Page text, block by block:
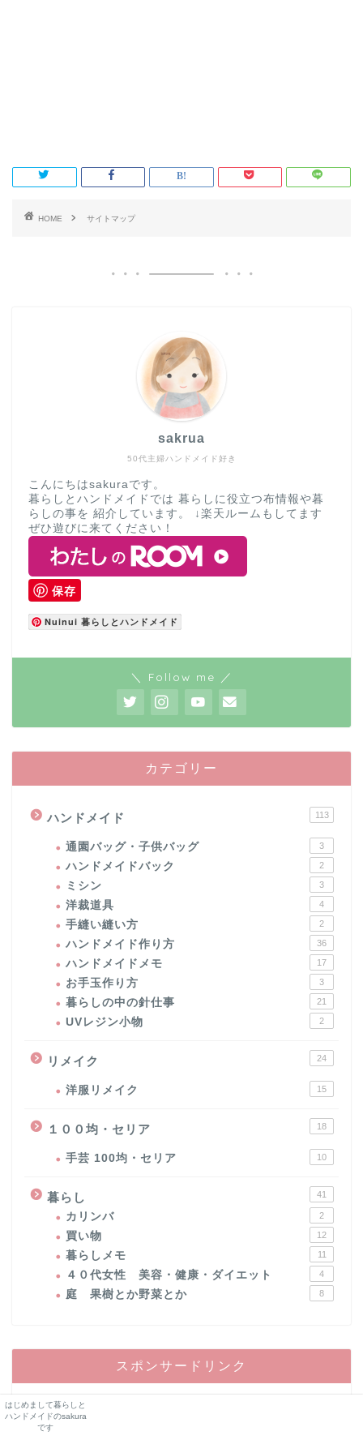
HOME サイトマップ
50代主婦ハンドメイド好き
sakrua
こんにちはsakuraです。
暮らしとハンドメイドでは 暮らしに役立つ布情報や暮
らしの事を 紹介しています。 ↓楽天ルームもしてます
ぜひ遊びに来てください！
保存
Nuinui 暮らしとハンドメイド
＼ Follow me ／
カテゴリー
ハンドメイド 113
通園バッグ・子供バッグ 3
ハンドメイドバック 2
ミシン 3
洋裁道具 4
手縫い縫い方 2
ハンドメイド作り方 36
ハンドメイドメモ 17
お手玉作り方 3
暮らしの中の針仕事 21
UVレジン小物 2
リメイク 24
洋服リメイク 15
１００均・セリア 18
手芸 100均・セリア 10
暮らし 41
カリンバ 2
買い物 12
暮らしメモ 11
４０代女性 美容・健康・ダイエット 4
庭 果樹とか野菜とか 8
スポンサードリンク
はじめまして暮らしと
ハンドメイドのsakura
です